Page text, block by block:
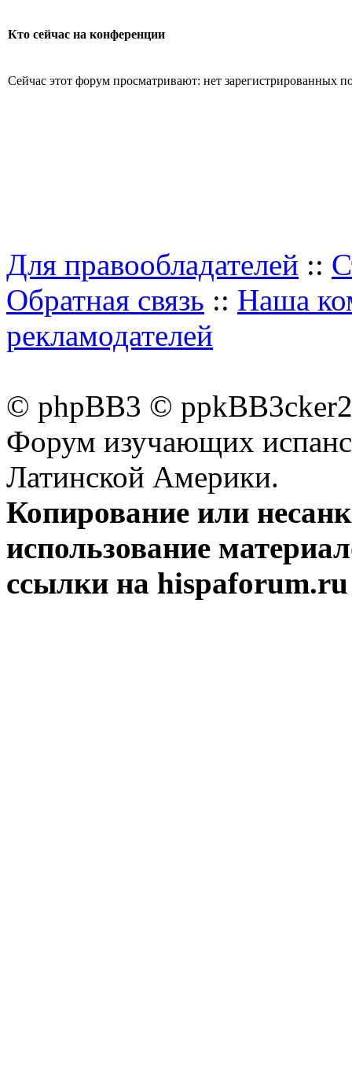
Кто сейчас на конференции
Сейчас этот форум просматривают: нет зарегистрированных
Для правообладателей ::
Обратная связь :: Наша
рекламодателей
© phpBB3 ©
Форум изучающих
Латинской Америки.
Копирование или
использование
ссылки на hispaforum.ru